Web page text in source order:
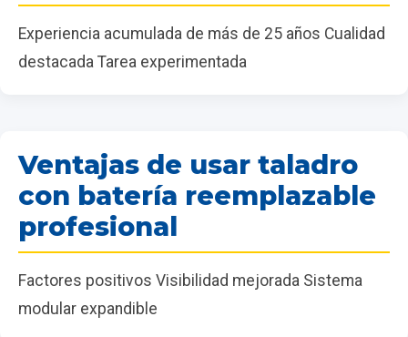
Experiencia acumulada de más de 25 años Cualidad
destacada Tarea experimentada
Ventajas de usar taladro
con batería reemplazable
profesional
Factores positivos Visibilidad mejorada Sistema
modular expandible